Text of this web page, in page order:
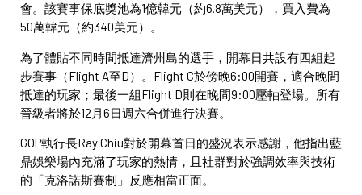
會。該賽事保底獎池為1億韓元（約6.8萬美元），買入費為
50萬韓元（約340美元）。
為了體貼不同時間抵達濟州島的選手，開幕日共設有四組起
步賽事（Flight A至D）。Flight C於傍晚6:00開賽，適合晚間
抵達的玩家；最後一組Flight D則在晚間9:00壓軸登場。所有
晉級者將於12月6日週六合併進行決賽。
GOP執行長Ray Chiu對於開幕首日的盛況表示感謝，他指出藍
鼎娛樂場內充滿了玩家的熱情，且社群對於強調效率與技術
的「克洛諾斯賽制」反應相當正面。